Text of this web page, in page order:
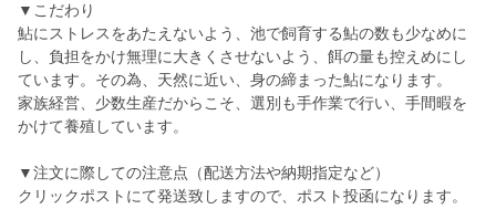
▼こだわり
鮎にストレスをあたえないよう、池で飼育する鮎の数も少なめに
し、負担をかけ無理に大きくさせないよう、餌の量も控えめにし
ています。その為、天然に近い、身の締まった鮎になります。
家族経営、少数生産だからこそ、選別も手作業で行い、手間暇を
かけて養殖しています。
▼注文に際しての注意点（配送方法や納期指定など）
クリックポストにて発送致しますので、ポスト投函になります。